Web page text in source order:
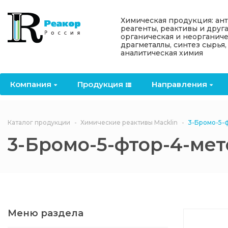
Компания Продукция Направления
Назад
Компания
Лицензии
Документы
Филиалы
Назад
Продукция
OceanСhem
Антипирены
антипирены
3ASenrise
Назад
Направления
Отвердители
Назад
Информация
Акции
Политика
конфиденциальности
Химическая продукция:
реагенты, реактивы и
органическая и
драгметаллы, синтез сырья,
аналитическая химия
Каталог продукции Химические реактивы Macklin 3-Бромо-5-
3-Бромо-5-фтор-4-
Меню раздела